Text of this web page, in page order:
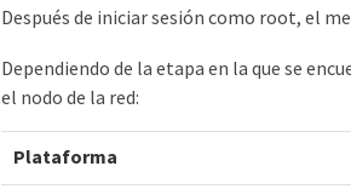
Después de iniciar sesión como root, el
Dependiendo de la etapa en la que se
el nodo de la red:
Plataforma